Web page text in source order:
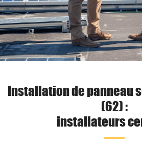
Installation de panneau
(62) :
installateurs